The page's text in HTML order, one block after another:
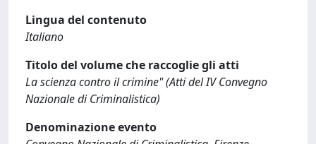
Lingua del contenuto
Italiano
Titolo del volume che raccoglie gli atti
La scienza contro il crimine" (Atti del IV Convegno
Nazionale di Criminalistica)
Denominazione evento